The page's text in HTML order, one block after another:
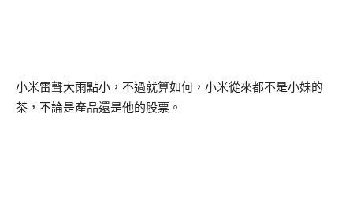
小米雷聲大雨點小，不過就算如何，小米從來都不是小妹的
茶，不論是產品還是他的股票。